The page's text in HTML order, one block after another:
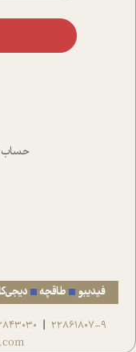
حساب
فیدیبو طاقچه
22861807-9
|